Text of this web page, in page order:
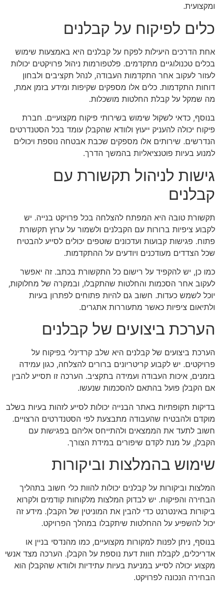
ומקצועית.
כלים לפיקוח על קבלנים
אחת הדרכים היעילות לפקח על קבלנים היא באמצעות שימוש
בכלים טכנולוגיים מתקדמים. פלטפורמות ניהול פרויקטים יכולות
לעזור לעקוב אחר התקדמות העבודה, לנהל תקציבים ולבחון
דוחות התקדמות. כלים אלו מספקים שקיפות ומידע בזמן אמת,
מה שמקל על קבלת החלטות מושכלות.
בנוסף, כדאי לשקול שימוש בשירותי פיקוח מקצועיים. חברת
פיקוח יכולה להעניק ייעוץ ולוודא שהקבלן עומד בכל הסטנדרטים
הנדרשים. שירותים אלו מספקים שכבת אבטחה נוספת ויכולים
למנוע בעיות פוטנציאליות בהמשך הדרך.
גישות לניהול תקשורת עם
קבלנים
תקשורת טובה היא המפתח להצלחה בכל פרויקט בנייה. יש
לקבוע ציפיות ברורות עם הקבלנים ולשמור על ערוץ תקשורת
פתוח. פגישות קבועות ועדכונים שוטפים יכולים לסייע להבטיח
שכל הצדדים מעודכנים ויודעים על ההתקדמות.
כמו כן, יש להקפיד על רישום כל התקשורת בכתב. זה יאפשר
לעקוב אחר הסכמות והחלטות שהתקבלו, ובמקרה של מחלוקות,
יוכל לשמש כעדות. חשוב גם להיות פתוחים לפתרון בעיות
ולתיאום ציפיות כאשר מתעוררות אתגרים.
הערכת ביצועים של קבלנים
הערכת ביצועים של קבלנים היא שלב קרדינלי בפיקוח על
פרויקטים. יש לקבוע קריטריונים ברורים להצלחה, כגון עמידה
בזמנים, איכות העבודה ועמידה בתקציב. הערכה זו תסייע להבין
אם הקבלן פועל בהתאם להסכמות שנעשו.
בדיקות תקופתיות באתר הבנייה יכולות לסייע לזהות בעיות בשלב
מוקדם ולהבטיח שהעבודה מתבצעת לפי הסטנדרטים הרצויים.
חשוב לתעד את הממצאים ולהתייחס אליהם בפגישות עם
הקבלן, על מנת לקדם שיפורים במידת הצורך.
שימוש בהמלצות וביקורות
המלצות וביקורות על קבלנים יכולות להוות כלי חשוב בתהליך
הבחירה והפיקוח. יש לבדוק המלצות מלקוחות קודמים ולקרוא
ביקורות באינטרנט כדי להבין את המוניטין של הקבלן. מידע זה
יכול להשפיע על ההחלטות שיתקבלו במהלך הפרויקט.
בנוסף, ניתן לפנות למקורות מקצועיים, כמו מהנדסי בניין או
אדריכלים, לקבלת חוות דעת נוספת על הקבלן. הערכה מצד אנשי
מקצוע יכולה לסייע במניעת בעיות עתידיות ולוודא שהקבלן הוא
הבחירה הנכונה לפרויקט.